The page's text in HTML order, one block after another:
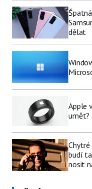
dělat
Apple
umět?
budí
nosit